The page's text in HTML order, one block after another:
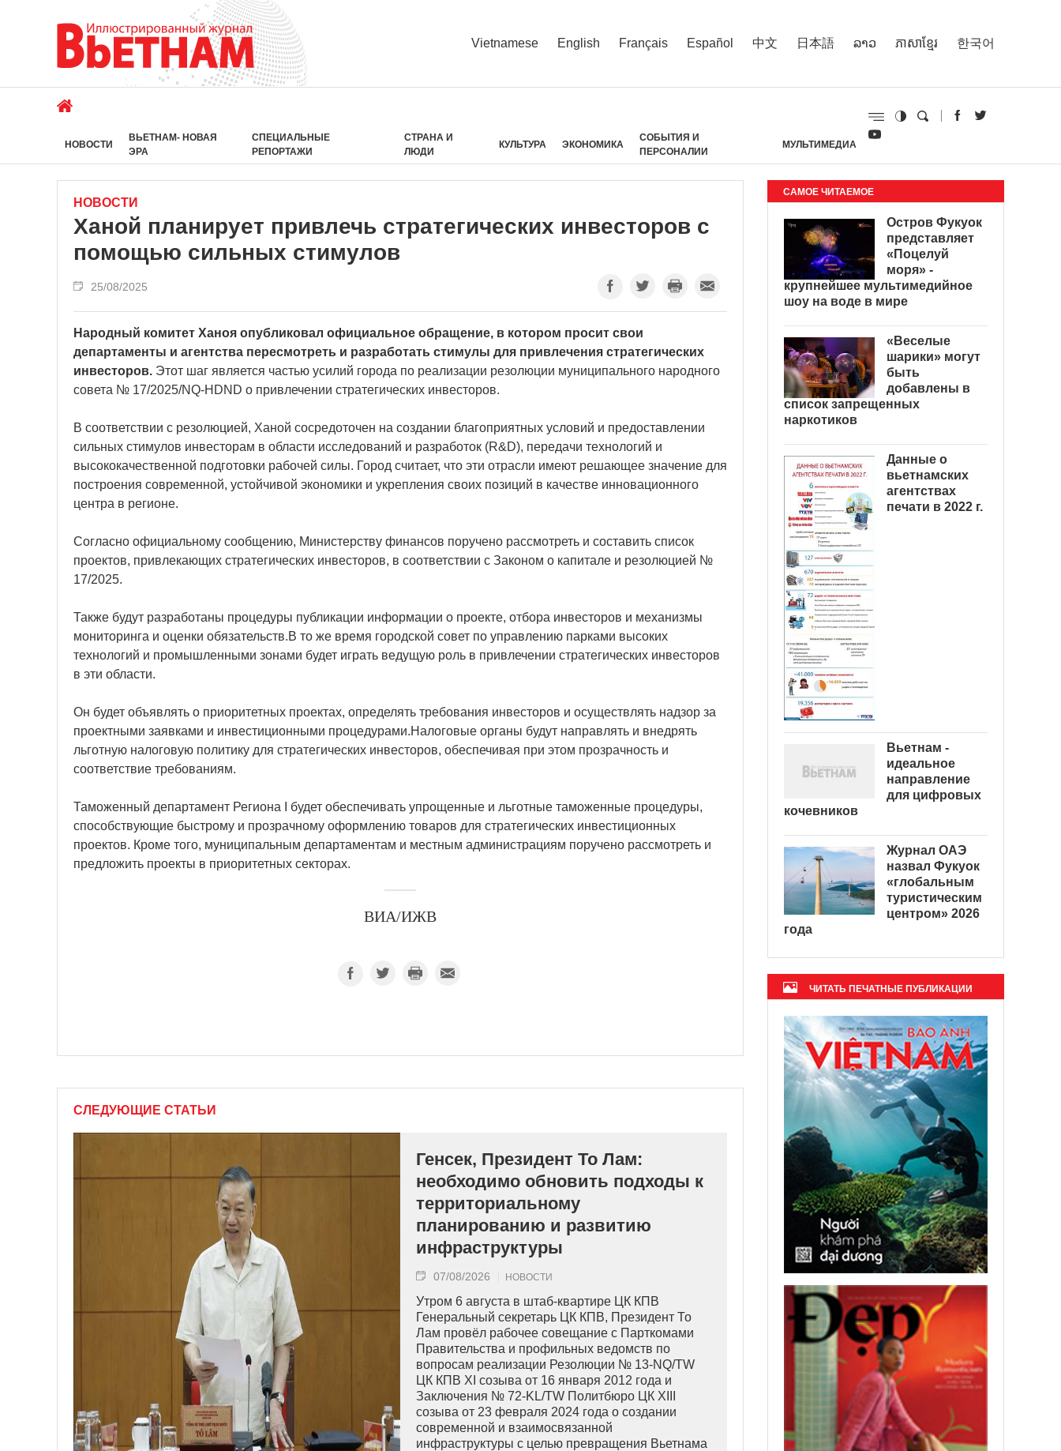
Vietnamese English Français Español 中文 日本語 ລາວ ភាសាខ្មែរ 한국어
НОВОСТИ
ВЬЕТНАМ- НОВАЯ
ЭРА
СПЕЦИАЛЬНЫЕ
РЕПОРТАЖИ
СТРАНА И
ЛЮДИ
КУЛЬТУРА ЭКОНОМИКА
СОБЫТИЯ И
ПЕРСОНАЛИИ
МУЛЬТИМЕДИА
НОВОСТИ
Ханой планирует привлечь стратегических инвесторов с
помощью сильных стимулов
25/08/2025
Народный комитет Ханоя опубликовал официальное обращение, в котором просит свои
департаменты и агентства пересмотреть и разработать стимулы для привлечения стратегических
инвесторов. Этот шаг является частью усилий города по реализации резолюции муниципального народного
совета № 17/2025/NQ-HDND о привлечении стратегических инвесторов.
В соответствии с резолюцией, Ханой сосредоточен на создании благоприятных условий и предоставлении
сильных стимулов инвесторам в области исследований и разработок (R&D), передачи технологий и
высококачественной подготовки рабочей силы. Город считает, что эти отрасли имеют решающее значение для
построения современной, устойчивой экономики и укрепления своих позиций в качестве инновационного
центра в регионе.
Согласно официальному сообщению, Министерству финансов поручено рассмотреть и составить список
проектов, привлекающих стратегических инвесторов, в соответствии с Законом о капитале и резолюцией №
17/2025.
Также будут разработаны процедуры публикации информации о проекте, отбора инвесторов и механизмы
мониторинга и оценки обязательств.В то же время городской совет по управлению парками высоких
технологий и промышленными зонами будет играть ведущую роль в привлечении стратегических инвесторов
в эти области.
Он будет объявлять о приоритетных проектах, определять требования инвесторов и осуществлять надзор за
проектными заявками и инвестиционными процедурами.Налоговые органы будут направлять и внедрять
льготную налоговую политику для стратегических инвесторов, обеспечивая при этом прозрачность и
соответствие требованиям.
Таможенный департамент Региона I будет обеспечивать упрощенные и льготные таможенные процедуры,
способствующие быстрому и прозрачному оформлению товаров для стратегических инвестиционных
проектов. Кроме того, муниципальным департаментам и местным администрациям поручено рассмотреть и
предложить проекты в приоритетных секторах.
ВИА/ИЖВ
СЛЕДУЮЩИЕ СТАТЬИ
Генсек, Президент То Лам:
необходимо обновить подходы к
территориальному
планированию и развитию
инфраструктуры
07/08/2026 НОВОСТИ
Утром 6 августа в штаб-квартире ЦК КПВ
Генеральный секретарь ЦК КПВ, Президент То
Лам провёл рабочее совещание с Парткомами
Правительства и профильных ведомств по
вопросам реализации Резолюции № 13-NQ/TW
ЦК КПВ XI созыва от 16 января 2012 года и
Заключения № 72-KL/TW Политбюро ЦК XIII
созыва от 23 февраля 2024 года о создании
современной и взаимосвязанной
инфраструктуры с целью превращения Вьетнама
САМОЕ ЧИТАЕМОЕ
Остров Фукуок
представляет
«Поцелуй
моря» -
крупнейшее мультимедийное
шоу на воде в мире
«Веселые
шарики» могут
быть
добавлены в
список запрещенных
наркотиков
Данные о
вьетнамских
агентствах
печати в 2022 г.
Вьетнам -
идеальное
направление
для цифровых
кочевников
Журнал ОАЭ
назвал Фукуок
«глобальным
туристическим
центром» 2026
года
ЧИТАТЬ ПЕЧАТНЫЕ ПУБЛИКАЦИИ